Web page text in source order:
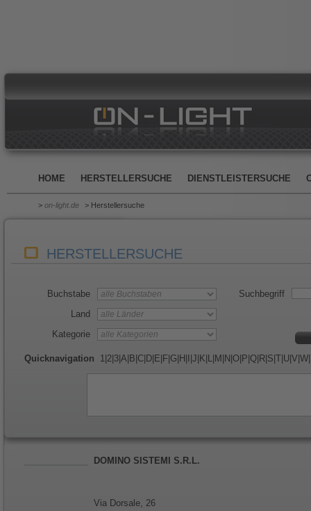
HOME HERSTELLERSUCHE DIENSTLEISTERSUCHE
> on-light.de > Herstellersuche
HERSTELLERSUCHE
Buchstabe
Land
Kategorie
Suchbegriff
Quicknavigation 1 2 3 A B C D E F G H J K L M N O P Q R S T U V W
DOMINO SISTEMI S.R.L.
Via Dorsale, 26